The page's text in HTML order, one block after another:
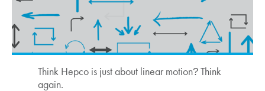
Think Hepco is just about linear motion? Think
again.